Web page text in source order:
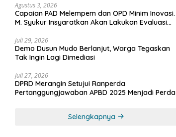
Agustus 3, 2026
Capaian PAD Melempem dan OPD Minim Inovasi.
M. Syukur Insyaratkan Akan Lakukan Evaluasi
Juli 29, 2026
Demo Dusun Mudo Berlanjut, Warga Tegaskan
Tak Ingin Lagi Dimediasi
Juli 27, 2026
DPRD Merangin Setujui Ranperda
Pertanggungjawaban APBD 2025 Menjadi Perda
Selengkapnya